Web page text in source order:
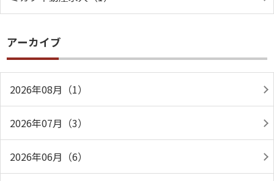
アーカイブ
2026年08月（1）
2026年07月（3）
2026年06月（6）